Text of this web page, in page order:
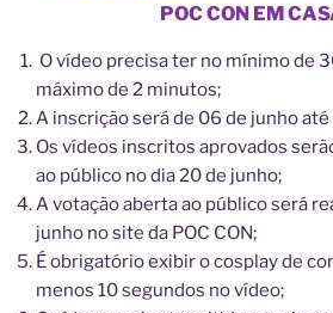
POC CON EM
O vídeo precisa ter no mínimo de
máximo de 2 minutos;
A inscrição será de 06 de junho até
Os vídeos inscritos aprovados
ao público no dia 20 de junho;
A votação aberta ao público será
junho no site da POC CON;
É obrigatório exibir o cosplay de
menos 10 segundos no vídeo;